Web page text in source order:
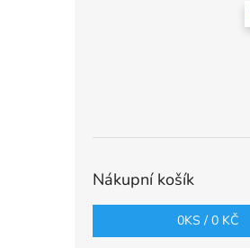
Nákupní košík
0KS / 0 KČ